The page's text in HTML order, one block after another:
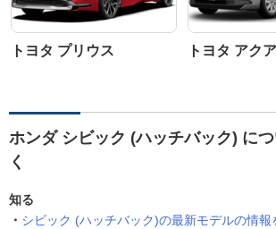
トヨタ プリウス トヨタ アクア
ホンダ シビック (ハッチバック) に
く
知る
シビック (ハッチバック)の最新モデルの情報